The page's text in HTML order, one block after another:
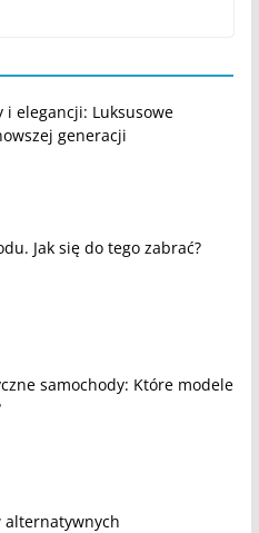
i elegancji: Luksusowe
generacji
Jak się do tego zabrać?
samochody: Które modele
alternatywnych